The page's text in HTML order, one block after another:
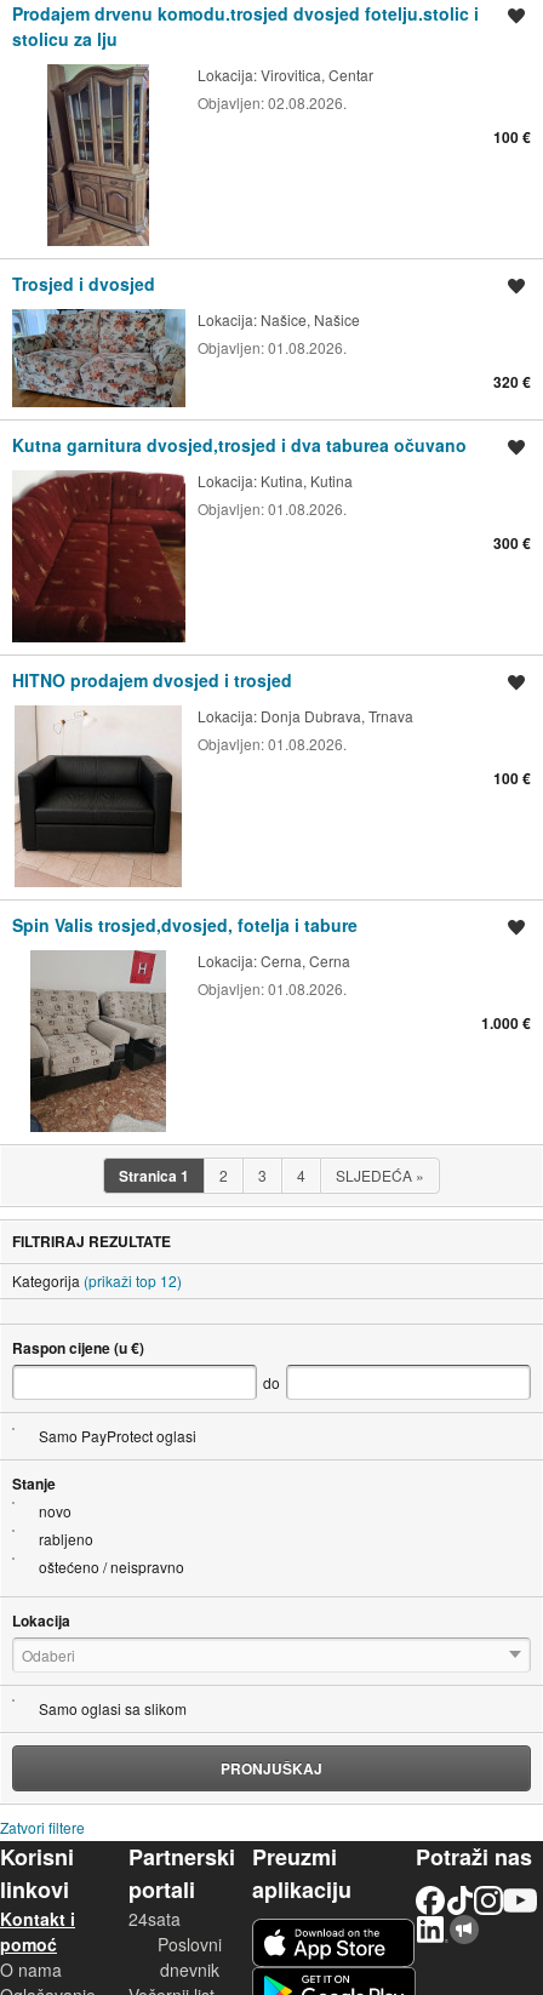
Prodajem drvenu komodu.trosjed dvosjed fotelju.stolic i
stolicu za lju
Lokacija:Virovitica, Centar
Objavljen:02.08.2026.
100 €
Trosjed i dvosjed
Lokacija: Našice, Našice
Objavljen:01.08.2026.
320 €
Kutna garnitura dvosjed,trosjed i dva taburea očuvano
Lokacija: Kutina, Kutina
Objavljen:01.08.2026.
300 €
HITNO prodajem dvosjed i trosjed
Lokacija: Donja Dubrava, Trnava
Objavljen:01.08.2026.
100 €
Spin Valis trosjed,dvosjed, fotelja i tabure
Lokacija:Cerna, Cerna
Objavljen:01.08.2026.
1.000 €
Stranica1 2 3 4 SLJEDEĆA »
FILTRIRAJ REZULTATE
Kategorija (prikaži top 12)
Raspon cijene (u €)
do
Samo PayProtect oglasi
Stanje
novo
rabljeno
oštećeno / neispravno
Lokacija
Odaberi
Samo oglasi sa slikom
PRONJUŠKAJ
Zatvori filtere
Korisni
linkovi
Kontakt i
pomoć
O nama
Partnerski
portali
24sata
Poslovni
dnevnik
Preuzmi
aplikaciju
Potraži nas